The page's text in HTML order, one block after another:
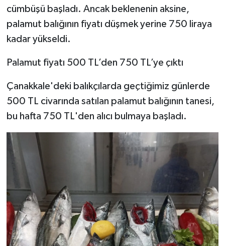
cümbüşü başladı. Ancak beklenenin aksine,
palamut balığının fiyatı düşmek yerine 750 liraya
kadar yükseldi.
Palamut fiyatı 500 TL’den 750 TL’ye çıktı
Çanakkale'deki balıkçılarda geçtiğimiz günlerde
500 TL civarında satılan palamut balığının tanesi,
bu hafta 750 TL'den alıcı bulmaya başladı.